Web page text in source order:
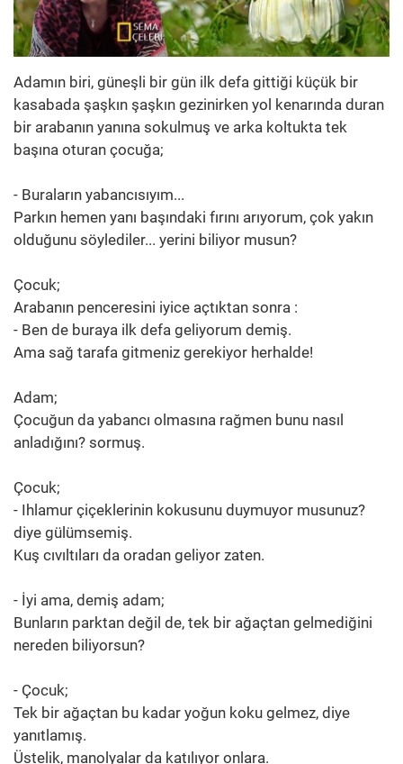
Adamın biri, güneşli bir gün ilk defa gittiği küçük bir
kasabada şaşkın şaşkın gezinirken yol kenarında duran
bir arabanın yanına sokulmuş ve arka koltukta tek
başına oturan çocuğa;
- Buraların yabancısıyım...
Parkın hemen yanı başındaki fırını arıyorum, çok yakın
olduğunu söylediler... yerini biliyor musun?
Çocuk;
Arabanın penceresini iyice açtıktan sonra :
- Ben de buraya ilk defa geliyorum demiş.
Ama sağ tarafa gitmeniz gerekiyor herhalde!
Adam;
Çocuğun da yabancı olmasına rağmen bunu nasıl
anladığını? sormuş.
Çocuk;
- Ihlamur çiçeklerinin kokusunu duymuyor musunuz?
diye gülümsemiş.
Kuş cıvıltıları da oradan geliyor zaten.
- İyi ama, demiş adam;
Bunların parktan değil de, tek bir ağaçtan gelmediğini
nereden biliyorsun?
- Çocuk;
Tek bir ağaçtan bu kadar yoğun koku gelmez, diye
yanıtlamış.
Üstelik, manolyalar da katılıyor onlara.